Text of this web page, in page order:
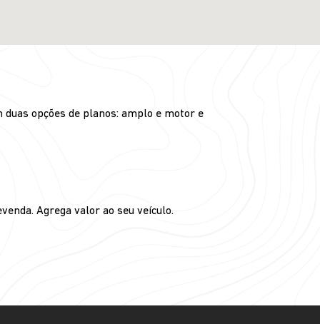
opções de planos: amplo e motor e
Agrega valor ao seu veículo.